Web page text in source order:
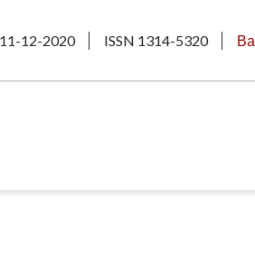
12-2020 ISSN 1314-5320